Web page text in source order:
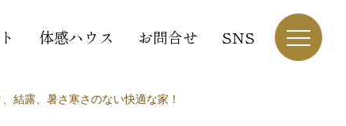
体感ハウス お問合せ SNS
結露、暑さ寒さのない快適な家！